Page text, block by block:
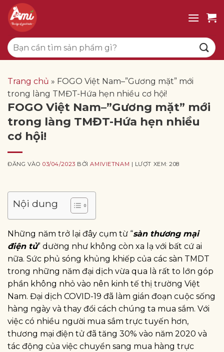
qua
dung
Tìm
kiếm:
Trang chủ » FOGO Việt Nam–”Gương mặt” mới
trong làng TMĐT-Hứa hẹn nhiều cơ hội!
FOGO Việt Nam–”Gương mặt” mới
trong làng TMĐT-Hứa hẹn nhiều
cơ hội!
ĐĂNG VÀO03/04/2023 BỞIAMIVIETNAM | LƯỢT XEM: 208
Nội dung
Những năm trở lại đây cụm từ “sàn thương mại
điện tử” dường như không còn xa lạ với bất cứ ai
nữa. Sức phủ sóng khủng khiếp của các sàn TMDT
trong những năm đại dịch vừa qua là rất to lớn góp
phần không nhỏ vào nên kinh tế thị trường Việt
Nam. Đại dịch COVID-19 đã làm gián đoạn cuộc sống
hàng ngày và thay đổi cách chúng ta mua sắm. Với
việc có nhiều người mua sắm trực tuyến hơn,
thương mại điện tử đã tăng 30% vào năm 2020 và
tác động của việc chuyển sang mua hàng trực